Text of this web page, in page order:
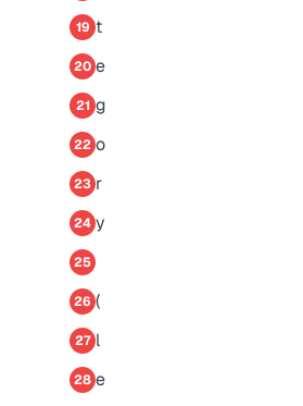
19 t
20 e
21 g
22 o
23 r
24 y
25
26 (
27 l
28 e